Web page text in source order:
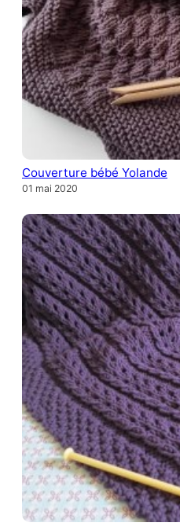
Couverture bébé Yolande
01 mai 2020